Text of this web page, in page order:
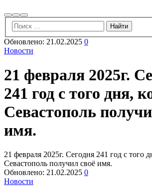
НайтиБольше
информации
Главное
меню
Обновлено: 21.02.2025 0
Новости
21 февраля 2025г.
241 год с того дня,
Севастополь
имя.
21 февраля 2025г. Сегодня 241 год с того
Севастополь получил своё имя.
Обновлено: 21.02.2025 0
Новости